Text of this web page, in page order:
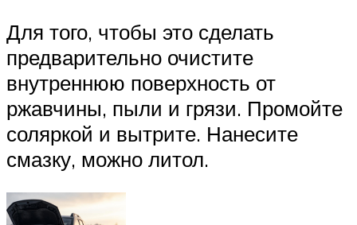
Для того, чтобы это сделать
предварительно очистите
внутреннюю поверхность от
ржавчины, пыли и грязи. Промойте
соляркой и вытрите. Нанесите
смазку, можно литол.